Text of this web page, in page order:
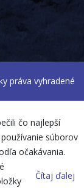
práva vyhradené
čo najlepší
súborov
očakávania.
Čítaj ďalej